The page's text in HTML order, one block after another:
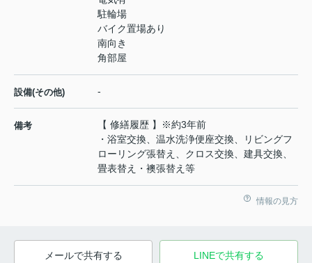
駐輪場
バイク置場あり
南向き
角部屋
設備(その他) -
備考
【 修繕履歴 】※約3年前
・浴室交換、温水洗浄便座交換、リビングフ
ローリング張替え、クロス交換、建具交換、
畳表替え・襖張替え等
情報の見方
メールで共有する LINEで共有する